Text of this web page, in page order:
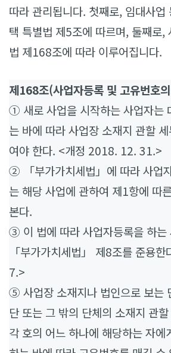
따라 관리됩니다. 첫째로, 임대사업
택 특별법 제5조에 따르며, 둘째로,
법 제168조에 따라 이루어집니다.
제168조(사업자등록 및 고유번호
① 새로 사업을 시작하는 사업자는
는 바에 따라 사업장 소재지 관할
여야 한다. <개정 2018. 12. 31.>
② 「부가가치세법」에 따라 사업
는 해당 사업에 관하여 제1항에 따
본다.
③ 이 법에 따라 사업자등록을 하는
「부가가치세법」 제8조를 준용
7.>
⑤ 사업장 소재지나 법인으로 보는
단 또는 그 밖의 단체의 소재지 관
각 호의 어느 하나에 해당하는 자에